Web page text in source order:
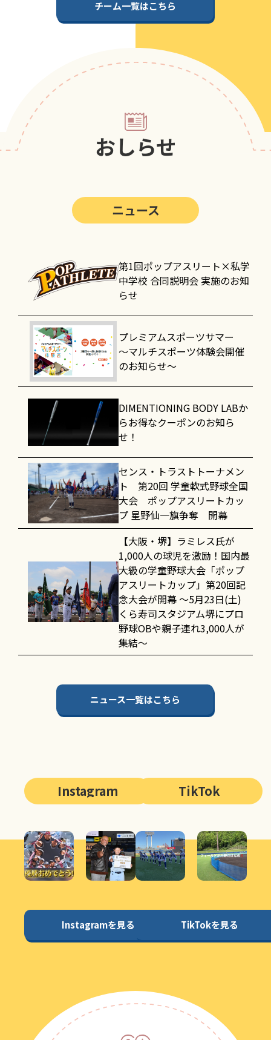
ポップアスリートカップ
ポップアスリートカップ
チーム一覧はこちら
おしらせ
ニュース
第1回ポップアスリート×私学
中学校 合同説明会 実施のお知
らせ
プレミアムスポーツサマー
～マルチスポーツ体験会開催
のお知らせ～
DIMENTIONING BODY LABか
らお得なクーポンのお知ら
せ！
センス・トラストトーナメン
ト 第20回 学童軟式野球全国
大会 ポップアスリートカッ
プ 星野仙一旗争奪 開幕
【大阪・堺】ラミレス氏が
1,000人の球児を激励！国内最
大級の学童野球大会「ポップ
アスリートカップ」第20回記
念大会が開幕 〜5月23日(土)
くら寿司スタジアム堺にプロ
野球OBや親子連れ3,000人が
集結〜
ニュース一覧はこちら
Instagram
Instagramを見る
TikTok
TikTokを見る